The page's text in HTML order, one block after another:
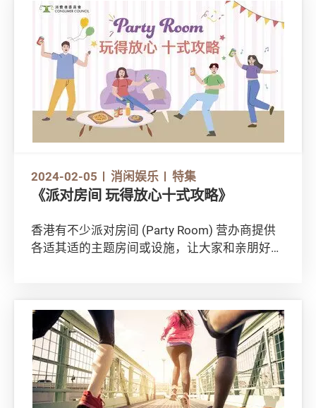
2024-02-05 消闲娱乐 特集
《派对房间 玩得放心十式攻略》
香港有不少派对房间 (Party Room) 营办商提供
各适其适的主题房间或设施，让大家和亲朋好友